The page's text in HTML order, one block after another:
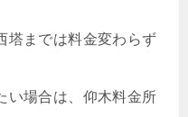
塔までは料金変わらず
い場合は、仰木料金所